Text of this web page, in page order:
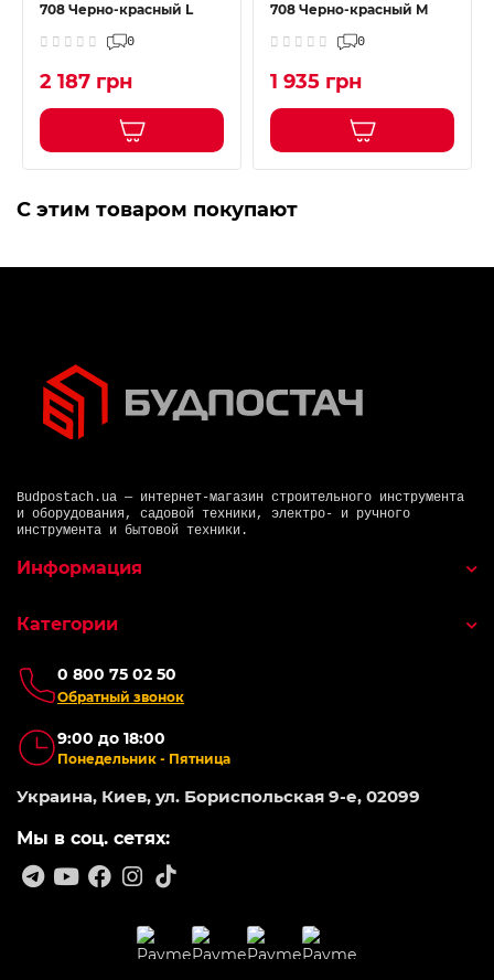
708 Черно-красный L
0
2 187 грн
708 Черно-красный M
0
1 935 грн
С этим товаром покупают
Budpostach.ua — интернет-магазин строительного инструмента
и оборудования, садовой техники, электро- и ручного
инструмента и бытовой техники.
0 800 75 02 50
Обратный звонок
9:00 до 18:00
Понедельник - Пятница
Украина, Киев, ул. Бориспольская 9-е, 02099
Мы в соц. сетях:
Информация
Категории